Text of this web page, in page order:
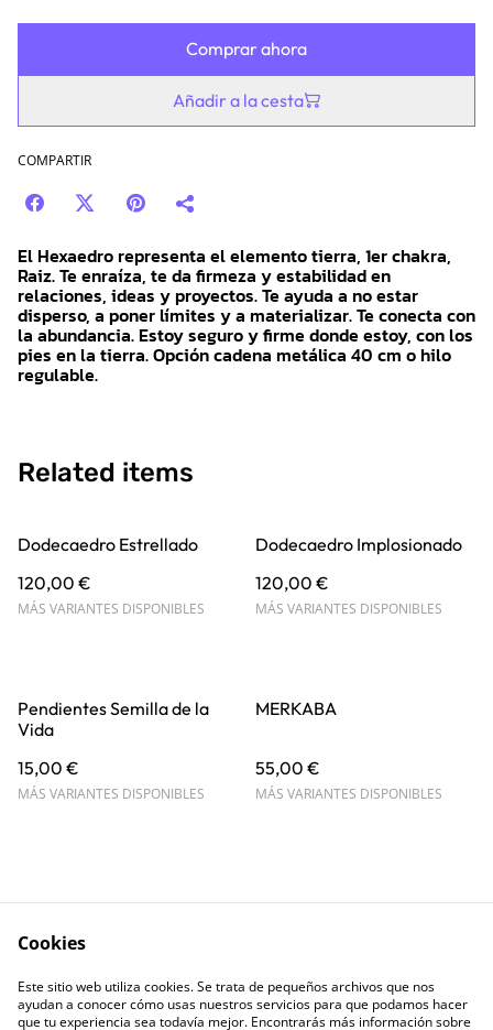
Comprar ahora
Añadir a la cesta
COMPARTIR
El Hexaedro representa el elemento tierra, 1er chakra,
Raiz. Te enraíza, te da firmeza y estabilidad en
relaciones, ideas y proyectos. Te ayuda a no estar
disperso, a poner límites y a materializar. Te conecta con
la abundancia. Estoy seguro y firme donde estoy, con los
pies en la tierra. Opción cadena metálica 40 cm o hilo
regulable.
Related items
Dodecaedro Estrellado
120,00 €
MÁS VARIANTES DISPONIBLES
Dodecaedro Implosionado
120,00 €
MÁS VARIANTES DISPONIBLES
Pendientes Semilla de la
Vida
15,00 €
MÁS VARIANTES DISPONIBLES
MERKABA
55,00 €
MÁS VARIANTES DISPONIBLES
Condiciones
Política de Privacidad
Política de cookies
Cookies
Este sitio web utiliza cookies. Se trata de pequeños archivos que nos
ayudan a conocer cómo usas nuestros servicios para que podamos hacer
que tu experiencia sea todavía mejor. Encontrarás más información sobre